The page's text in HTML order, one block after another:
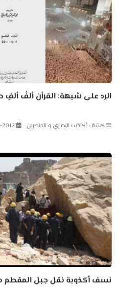
الرد على شبهة: القرأن ألفُ
كشف أكاذيب النصارى و المنصرين
نسف أكذوبة نقل جبل المقطم